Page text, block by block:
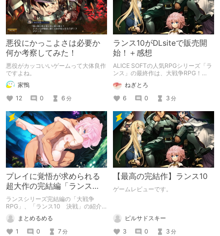
悪役にかっこよさは必要か
何か考察してみた！
悪役がカッコいいゲームって大体良作
ですよね。
家鴨
12
0 6 分
ランス10がDLsiteで販売開
始！＋感想
ALICE SOFTの人気RPGシリーズ「ラ
ンス」の最終作は、大戦争RPG！
ぞ！ 現時点での感想など書いていく
（ネタバレ配慮）
ねぎとろ
6
0 3 分
プレイに覚悟が求められる
超大作の完結編「ランス
10 決戦」
ランスシリーズ完結編の「大戦争
RPG」、「ランス10 決戦」の紹介
まとめるめる
1
0 7分
【最高の完結作】ランス10
ゲームレビューです。
ピルサドスキー
3
0 3 分